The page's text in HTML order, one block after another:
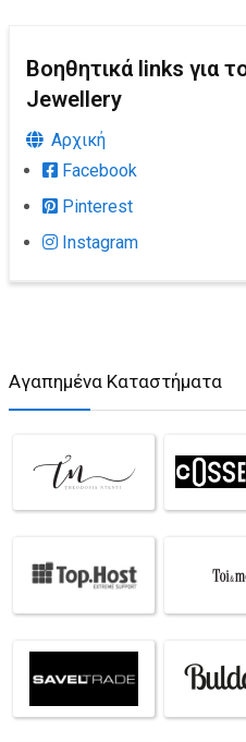
Βοηθητικά links για
Jewellery
Αρχική
Facebook
Pinterest
Instagram
Αγαπημένα Καταστήματα